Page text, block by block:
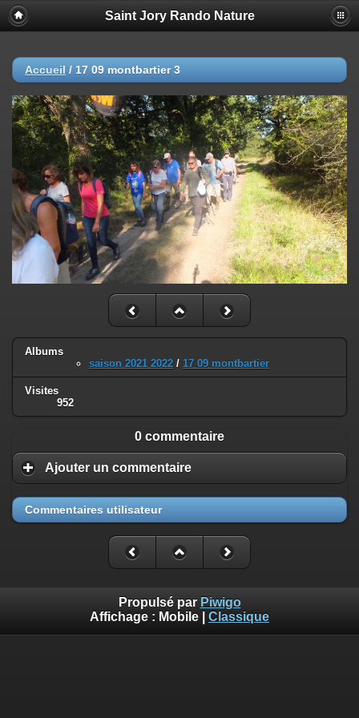
Saint Jory Rando Nature
Accueil / 17 09 montbartier 3
Albums
saison 2021 2022 / 17 09 montbartier
Visites
952
0 commentaire
Ajouter un commentaire
Commentaires utilisateur
Propulsé par Piwigo
Affichage : Mobile Classique